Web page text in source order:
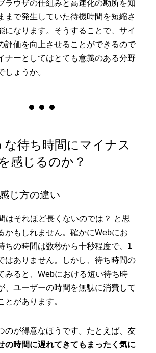
ラウザの仕組みと高速化の勘所を知
まで発生していた待機時間を短縮さ
になります。そうすることで、サイ
評価を向上させることができるので
ナーとしてはとても意義のある分野
しょうか。
な待ち時間にマイナス
感じるのか？
じ方の違い
はそれほど長くないのでは？ と思
かもしれません。確かにWebにお
ちの時間は数秒から十秒程度で、1
はありません。しかし、待ち時間の
みると、Webにおける短い待ち時
、ユーザーの時間を無駄に消費して
とがあります。
のが得意なほうです。たとえば、友
の時間に遅れてきてもまったく気に